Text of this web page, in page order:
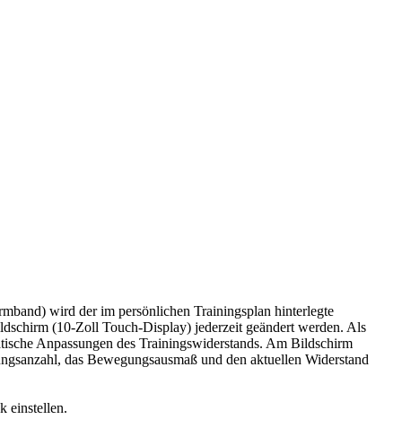
wird der im persönlichen Trainingsplan hinterlegte
(10-Zoll Touch-Display) jederzeit geändert werden. Als
Anpassungen des Trainingswiderstands. Am Bildschirm
das Bewegungsausmaß und den aktuellen Widerstand
einstellen.